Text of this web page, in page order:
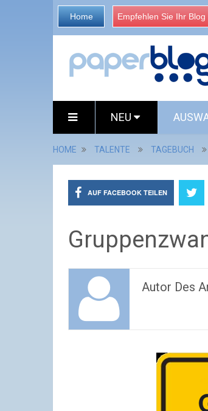
Home Empfehlen Sie Ihr Blog
NEU
HOME TALENTE TAGEBUCH
AUF FACEBOOK TEILEN
Autor Des